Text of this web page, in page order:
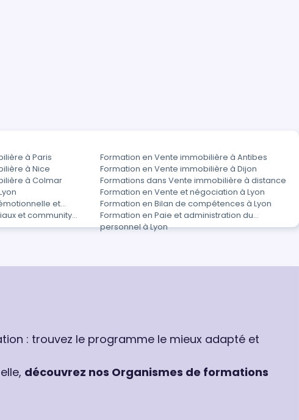
à Paris
Formation en Vente immobilière à Antibes
à Nice
Formation en Vente immobilière à Dijon
à Colmar
Formations dans Vente immobilière à distance
Formation en Vente et négociation à Lyon
et
Formation en Bilan de compétences à Lyon
et community
Formation en Paie et administration du
personnel à Lyon
: trouvez le programme le mieux adapté et
découvrez nos Organismes de formations